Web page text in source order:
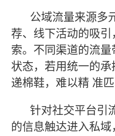
公域流量来源多
荐、线下活动的吸
索。不同渠道的流
状态，若用统一的
递棉鞋，难以精 准
针对社交平台引
的信息触达进入私